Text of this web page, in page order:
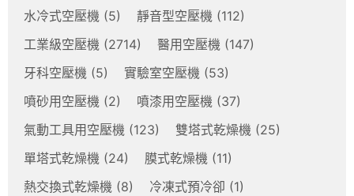
水冷式空壓機 (5) 靜音型空壓機 (112)
工業級空壓機 (2714) 醫用空壓機 (147)
牙科空壓機 (5) 實驗室空壓機 (53)
噴砂用空壓機 (2) 噴漆用空壓機 (37)
氣動工具用空壓機 (123) 雙塔式乾燥機 (25)
單塔式乾燥機 (24) 膜式乾燥機 (11)
熱交換式乾燥機 (8) 冷凍式預冷卻 (1)